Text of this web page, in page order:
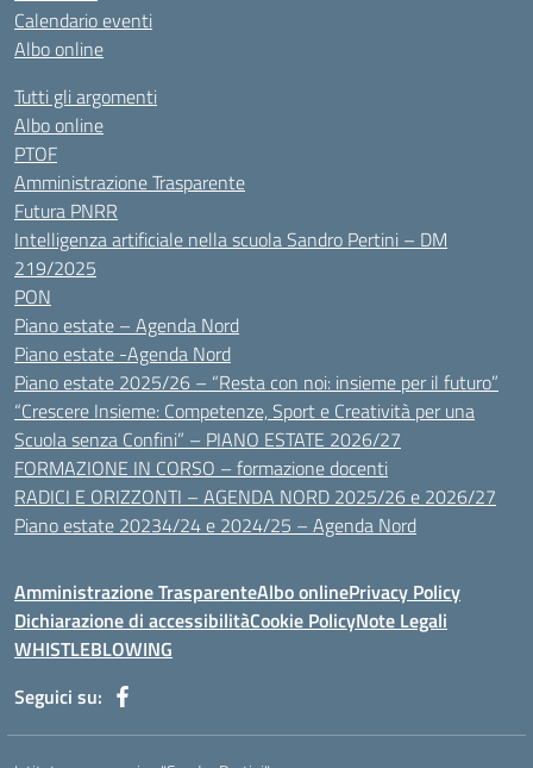
Calendario eventi
Albo online
Tutti gli argomenti
Albo online
PTOF
Amministrazione Trasparente
Futura PNRR
Intelligenza artificiale nella scuola Sandro Pertini – DM
219/2025
PON
Piano estate – Agenda Nord
Piano estate -Agenda Nord
Piano estate 2025/26 – “Resta con noi: insieme per il futuro”
“Crescere Insieme: Competenze, Sport e Creatività per una
Scuola senza Confini” – PIANO ESTATE 2026/27
FORMAZIONE IN CORSO – formazione docenti
RADICI E ORIZZONTI – AGENDA NORD 2025/26 e 2026/27
Piano estate 20234/24 e 2024/25 – Agenda Nord
Amministrazione TrasparenteAlbo onlinePrivacy Policy
Dichiarazione di accessibilitàCookie PolicyNote Legali
WHISTLEBLOWING
Seguici su: